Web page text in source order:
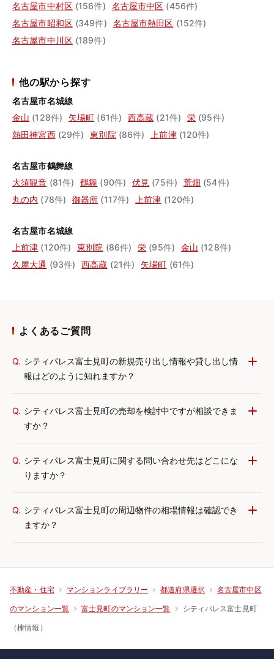
名古屋市中村区 (156件) 名古屋市中区 (456件)
名古屋市昭和区 (349件) 名古屋市熱田区 (152件)
名古屋市中川区 (189件)
他の駅から探す
名古屋市名城線
金山 (128件) 矢場町 (61件) 西高蔵 (21件) 栄 (95件)
熱田神宮西 (29件) 東別院 (86件) 上前津 (120件)
名古屋市鶴舞線
大須観音 (81件) 鶴舞 (90件) 伏見 (75件) 荒畑 (54件)
丸の内 (78件) 御器所 (117件) 上前津 (120件)
名古屋市名城線
上前津 (120件) 東別院 (86件) 栄 (95件) 金山 (128件)
久屋大通 (93件) 西高蔵 (21件) 矢場町 (61件)
よくあるご質問
Q. シティパレス富士見町の新規売り出し情報や貸し出し情
報はどのように知れますか？
Q. シティパレス富士見町の売却を検討中ですが相談できま
すか？
Q. シティパレス富士見町に関する問い合わせ先はどこにな
りますか？
Q. シティパレス富士見町の周辺物件の相場情報は確認でき
ますか？
不動産・住宅 マンションライブラリー 都道府県選択 名古屋市中区
のマンション一覧 富士見町のマンション一覧 シティパレス富士見町
（棟情報）